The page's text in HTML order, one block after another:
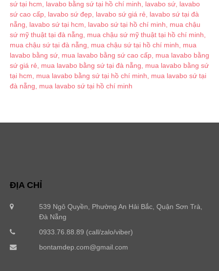
ĐỊA CHỈ
539 Ngô Quyền, Phường An Hải Bắc, Quận Sơn Trà,
Đà Nẵng
0933.76.88.89 (call/zalo/viber)
bontamdep.com@gmail.com